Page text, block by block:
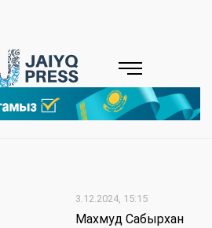
3.12.2024, 15:15
Махмуд Сабырхан